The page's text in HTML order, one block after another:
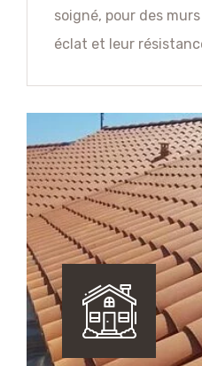
soigné, pour des
éclat et leur